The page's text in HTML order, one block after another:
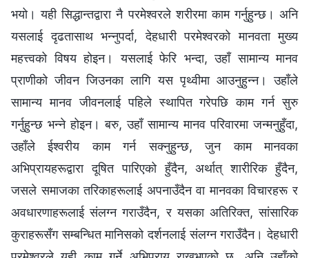
भयो। यही सिद्धान्तद्वारा नै परमेश्‍वरले शरीरमा काम गर्नुहुन्छ। अनि
यसलाई दृढतासाथ भन्नुपर्दा, देहधारी परमेश्‍वरको मानवता मुख्य
महत्त्वको विषय होइन। यसलाई फेरि भन्दा, उहाँ सामान्य मानव
प्राणीको जीवन जिउनका लागि यस पृथ्वीमा आउनुहुन्‍न। उहाँले
सामान्य मानव जीवनलाई पहिले स्थापित गरेपछि काम गर्न सुरु
गर्नुहुन्छ भन्‍ने होइन। बरु, उहाँ सामान्य मानव परिवारमा जन्मनुहुँदा,
उहाँले ईश्‍वरीय काम गर्न सक्नुहुन्छ, जुन काम मानवका
अभिप्रायहरूद्वारा दूषित पारिएको हुँदैन, अर्थात् शारीरिक हुँदैन,
जसले समाजका तरिकाहरूलाई अपनाउँदैन वा मानवका विचारहरू र
अवधारणाहरूलाई संलग्न गराउँदैन, र यसका अतिरिक्त, सांसारिक
कुराहरूसँग सम्‍बन्धित मानिसको दर्शनलाई संलग्न गराउँदैन। देहधारी